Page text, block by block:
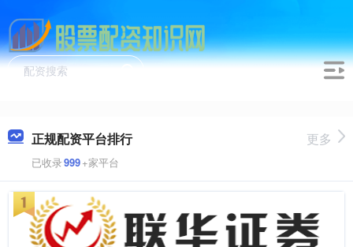
正规配资平台排行
已收录999+家平台
更多